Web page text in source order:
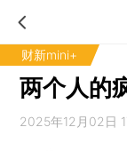
财新mini+
两个人的
2025年12月02日